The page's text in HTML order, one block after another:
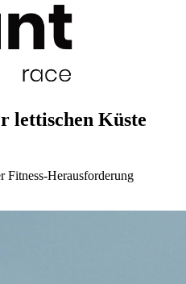
lettischen Küste
Fitness-Herausforderung